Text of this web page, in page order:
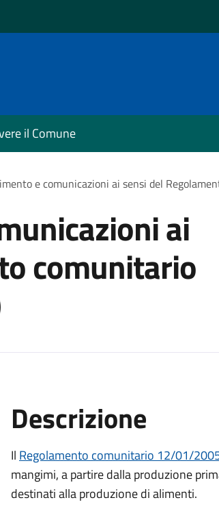
il Comune
e comunicazioni ai sensi del
ai
comunitario
Descrizione
Il Regolamento comunitario 12/01/
mangimi, a partire dalla produzione
destinati alla produzione di alimenti.